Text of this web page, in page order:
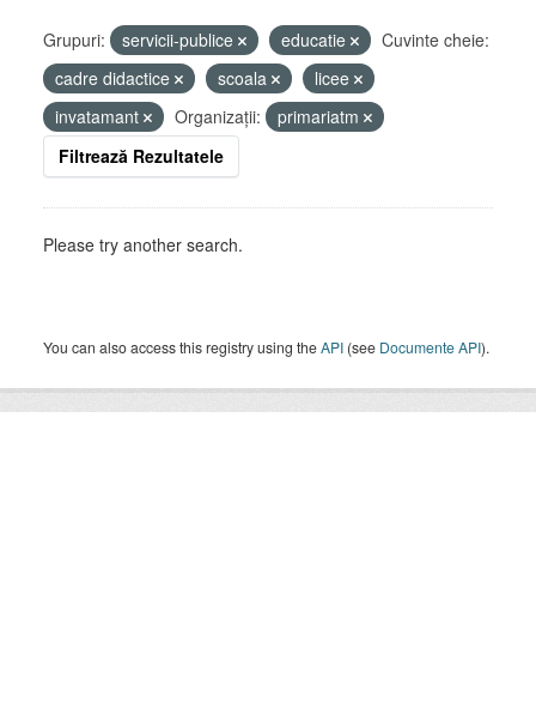
Grupuri: servicii-publice educatie
Cuvinte cheie:
cadre didactice
scoala
licee
invatamant
Organizații:
primariatm
Filtrează Rezultatele
Please try another search.
You can also access this registry using theAPI (see Documente API).